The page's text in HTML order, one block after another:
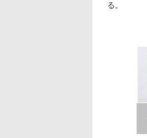
る。